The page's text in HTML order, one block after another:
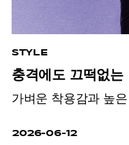
STYLE
충격에도 끄떡없는
가벼운 착용감과 높
2026-06-12